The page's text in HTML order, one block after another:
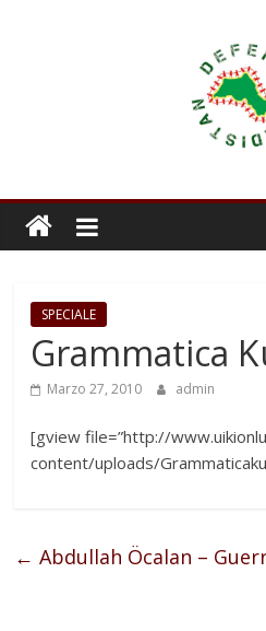
SPECIALE
Grammatica
Marzo 27, 2010 admin
[gview file=”http://
content/uploads/
← Abdullah Öcalan –